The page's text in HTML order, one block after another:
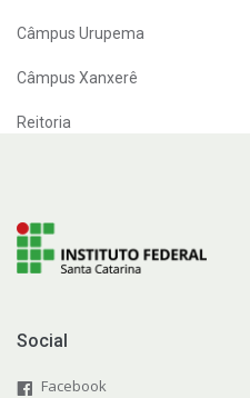
Câmpus Urupema
Câmpus Xanxerê
Reitoria
Social
Facebook